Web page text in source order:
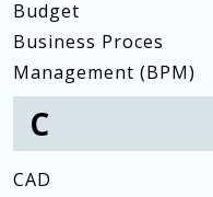
Budget
Business Proces
Management (BPM)
C
CAD